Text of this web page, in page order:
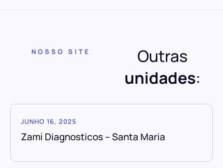
NOSSO SITE
Outras
unidades:
JUNHO 16, 2025
Zami Diagnosticos – Santa Maria